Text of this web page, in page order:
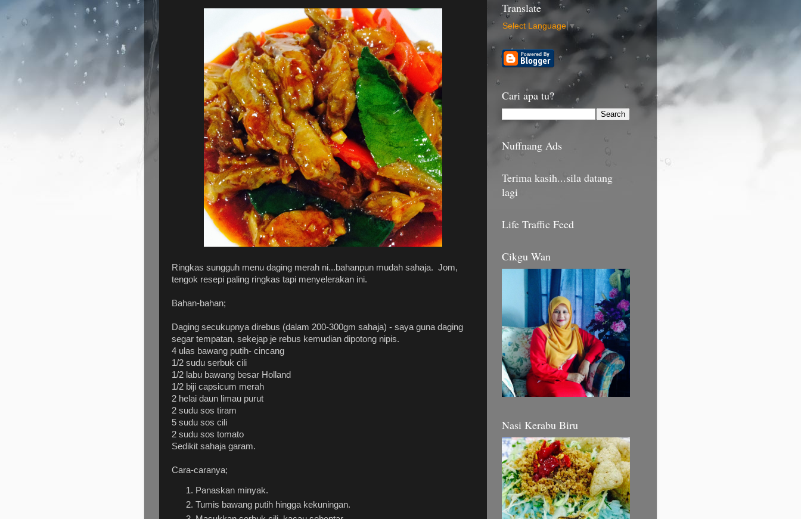
Ringkas sungguh menu daging merah ni...bahanpun mudah sahaja. Jom,
tengok resepi paling ringkas tapi menyelerakan ini.
Bahan-bahan;
Daging secukupnya direbus (dalam 200-300gm sahaja) - saya guna daging
segar tempatan, sekejap je rebus kemudian dipotong nipis.
4 ulas bawang putih- cincang
1/2 sudu serbuk cili
1/2 labu bawang besar Holland
1/2 biji capsicum merah
2 helai daun limau purut
2 sudu sos tiram
5 sudu sos cili
2 sudu sos tomato
Sedikit sahaja garam.
Cara-caranya;
Panaskan minyak.
Tumis bawang putih hingga kekuningan.
Translate
Select Language ▼
Cari apa tu?
Nuffnang Ads
Terima kasih...sila datang
lagi
Life Traffic Feed
Cikgu Wan
Nasi Kerabu Biru